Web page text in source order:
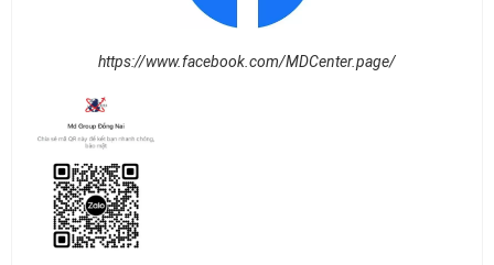
https://www.facebook.com/MDCenter.page/